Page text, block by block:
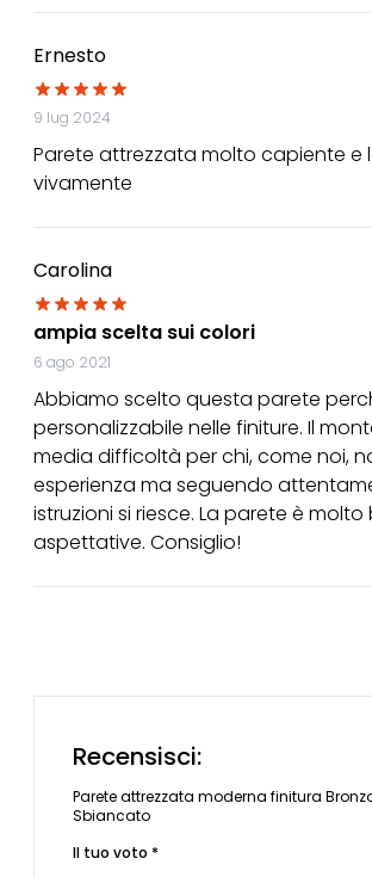
Ernesto
9 lug 2024
Parete attrezzata molto capiente e
vivamente
Carolina
ampia scelta sui colori
6 ago 2021
Abbiamo scelto questa parete
personalizzabile nelle finiture. Il
media difficoltà per chi, come noi,
esperienza ma seguendo
istruzioni si riesce. La parete è molto
aspettative. Consiglio!
Recensisci:
Parete attrezzata moderna finitura
Sbiancato
Il tuo voto *